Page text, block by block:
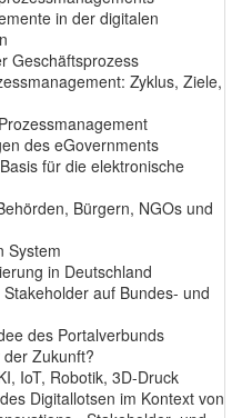
in der digitalen
Geschäftsprozess
Zyklus, Ziele,
des eGovernments
für die elektronische
Bürgern, NGOs und
System
in Deutschland
auf Bundes- und
des Portalverbunds
Zukunft?
IoT, Robotik, 3D-Druck
Digitallotsen im Kontext von